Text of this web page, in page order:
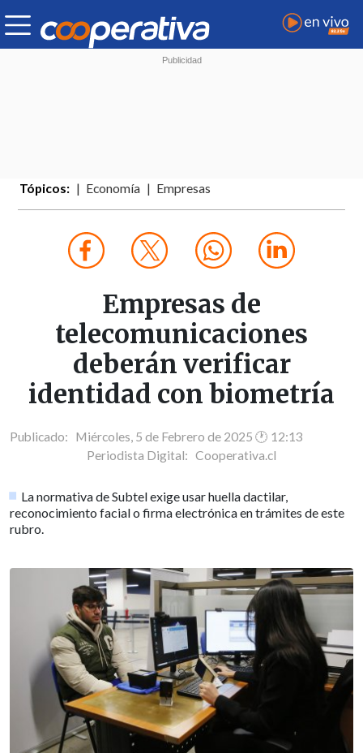
Tópicos: Economía Empresas
Empresas de
telecomunicaciones
deberán verificar
identidad con biometría
Publicado: Miércoles, 5 de Febrero de 2025 🕐 12:13
Periodista Digital: Cooperativa.cl
La normativa de Subtel exige usar huella dactilar,
reconocimiento facial o firma electrónica en trámites de este
rubro.